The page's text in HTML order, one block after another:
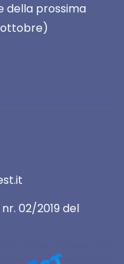
della prossima
ottobre)
02/2019 del